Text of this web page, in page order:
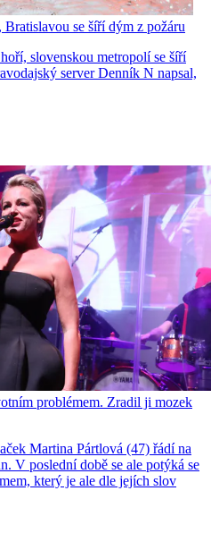
se šíří dým z požáru
slovenskou metropolí se šíří
server Denník N napsal,
problémem. Zradil ji mozek
Martina Pártlová (47) řádí na
V poslední době se ale potýká se
který je ale dle jejích slov